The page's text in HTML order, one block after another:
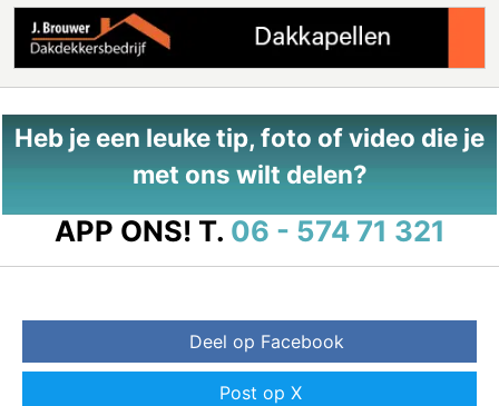
Heb je een leuke tip, foto of video die je
met ons wilt delen?
APP ONS! T. 06 - 574 71 321
Deel op Facebook
Post op X